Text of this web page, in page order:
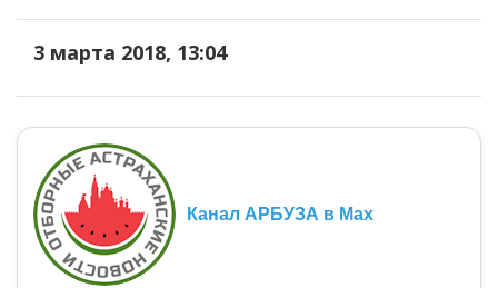
3 марта 2018, 13:04
Канал АРБУЗА в Max